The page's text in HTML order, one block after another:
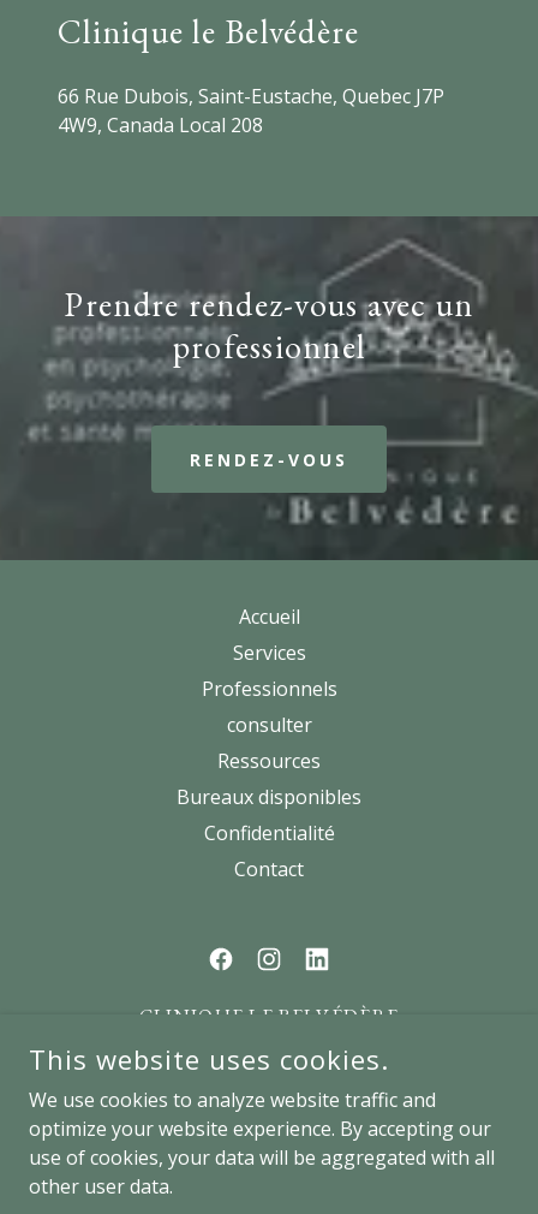
Clinique le Belvédère
66 Rue Dubois, Saint-Eustache, Quebec J7P
4W9, Canada Local 208
Prendre rendez-vous avec un
professionnel
RENDEZ-VOUS
Accueil
Services
Professionnels
consulter
Ressources
Bureaux disponibles
Confidentialité
Contact
CLINIQUE LE BELVÉDÈRE
66 RUE DUBOIS, SAINT-EUSTACHE,
LOCAL 208, J7P 4W9, QUÉBEC, CANADA
COPYRIGHT © 2026 CLINIQUE LE BELVÉDÈRE - ALL RIGHTS
This website uses cookies.
We use cookies to analyze website traffic and
optimize your website experience. By accepting our
use of cookies, your data will be aggregated with all
other user data.